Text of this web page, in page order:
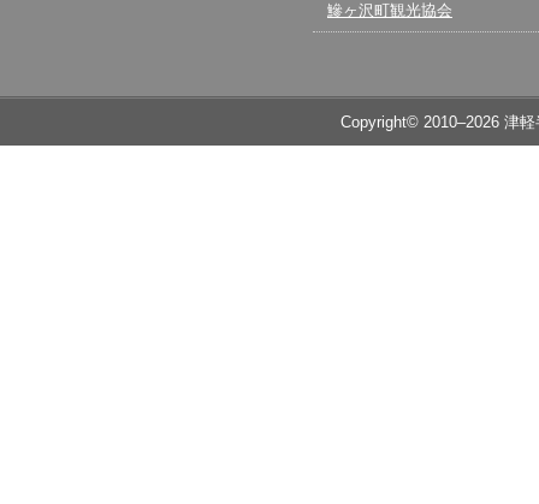
鰺ヶ沢町観光協会
Copyright© 2010–2026 津